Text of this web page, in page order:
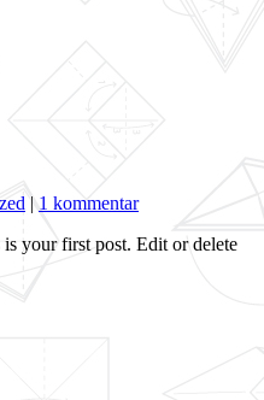
| 1 kommentar
your first post. Edit or delete